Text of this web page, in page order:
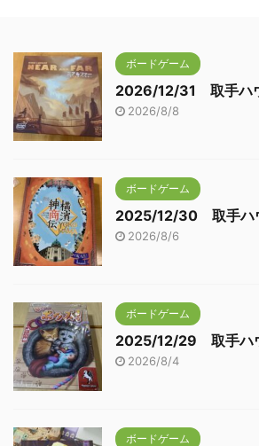
ボードゲーム
2026/12/31 取手ハ
2026/8/8
ボードゲーム
2025/12/30 取手ハ
2026/8/6
ボードゲーム
2025/12/29 取手ハ
2026/8/4
ボードゲーム